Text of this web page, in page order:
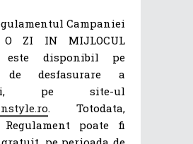
Campaniei
O ZI IN MIJLOCUL
este disponibil pe
de desfasurare a
pe site-ul
. Totodata,
Regulament poate fi